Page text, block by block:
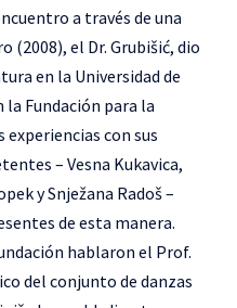
a través de una
(2008), el Dr. Grubišić, dio
en la Universidad de
Fundación para la
con sus
– Vesna Kukavica,
y Snježana Radoš –
de esta manera.
hablaron el Prof.
del conjunto de danzas